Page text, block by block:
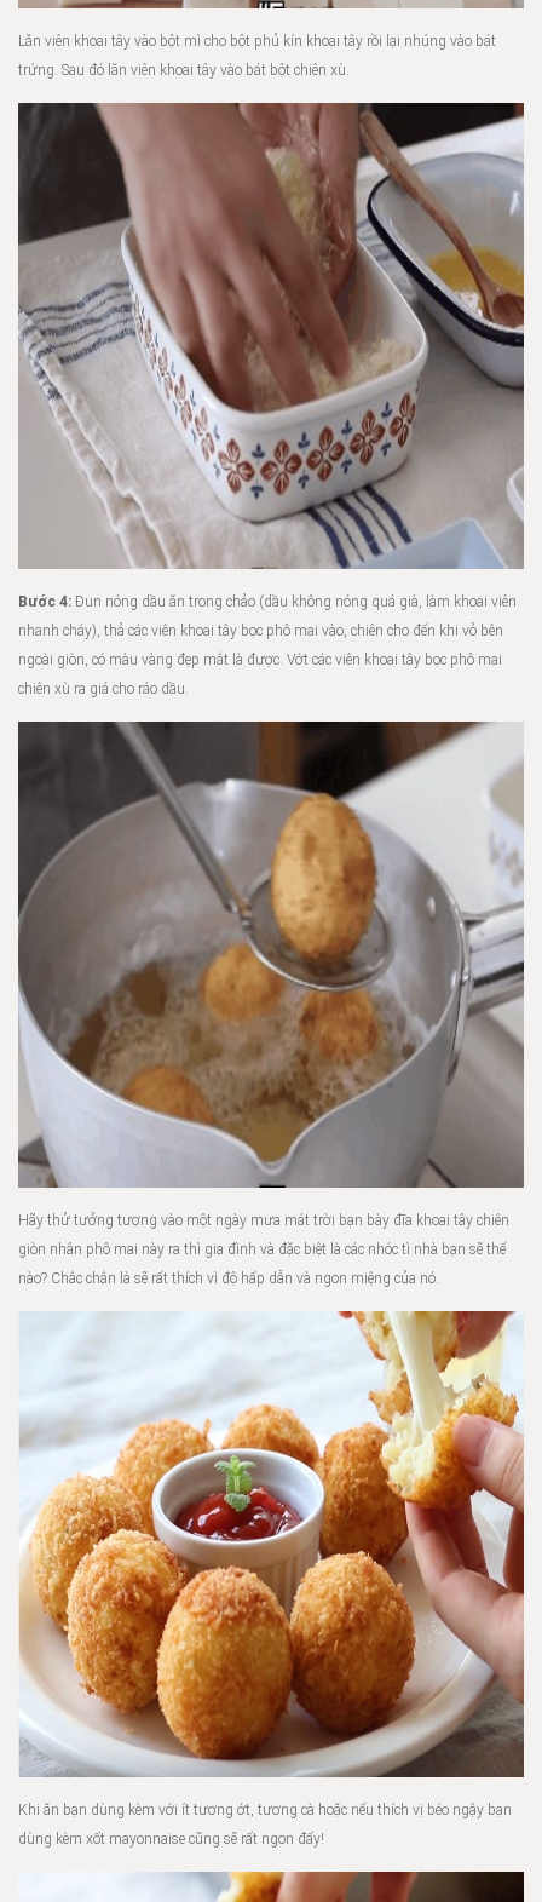
Lăn viên khoai tây vào bột mì cho bột phủ kín khoai tây rồi lại nhúng vào bát
trứng. Sau đó lăn viên khoai tây vào bát bột chiên xù.
Bước 4: Đun nóng dầu ăn trong chảo (dầu không nóng quá già, làm khoai viên
nhanh cháy), thả các viên khoai tây bọc phô mai vào, chiên cho đến khi vỏ bên
ngoài giòn, có màu vàng đẹp mắt là được. Vớt các viên khoai tây bọc phô mai
chiên xù ra giá cho ráo dầu.
Hãy thử tưởng tượng vào một ngày mưa mát trời bạn bày đĩa khoai tây chiên
giòn nhân phô mai này ra thì gia đình và đặc biệt là các nhóc tì nhà bạn sẽ thế
nào? Chắc chắn là sẽ rất thích vì độ hấp dẫn và ngon miệng của nó.
Khi ăn bạn dùng kèm với ít tương ớt, tương cà hoặc nếu thích vị béo ngậy bạn
dùng kèm xốt mayonnaise cũng sẽ rất ngon đấy!